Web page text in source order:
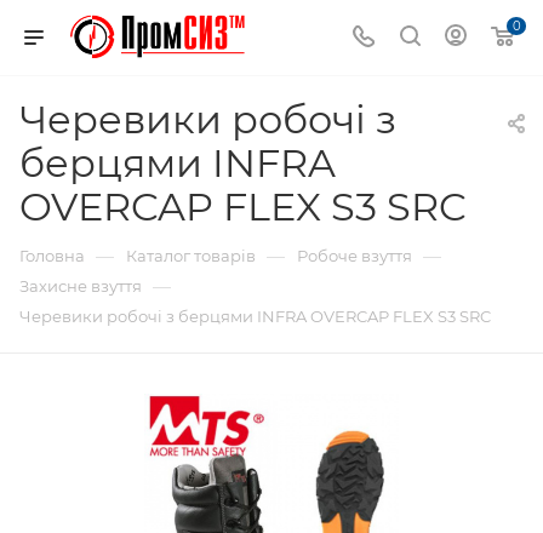
0
Черевики робочі з
берцями INFRA
OVERCAP FLEX S3 SRC
Головна — Каталог товарів — Робоче взуття —
Захисне взуття —
Черевики робочі з берцями INFRA OVERCAP FLEX S3 SRC